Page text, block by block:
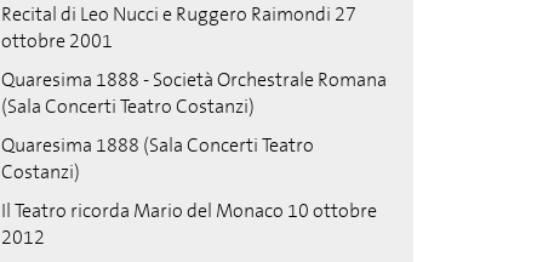
Recital di Leo Nucci e Ruggero Raimondi 27
ottobre 2001
Quaresima 1888 - Società Orchestrale Romana
(Sala Concerti Teatro Costanzi)
Quaresima 1888 (Sala Concerti Teatro
Costanzi)
Il Teatro ricorda Mario del Monaco 10 ottobre
2012